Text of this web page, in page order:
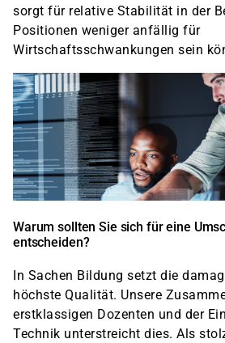
sorgt für relative Stabilität in der
Positionen weniger anfällig für
Wirtschaftsschwankungen sein
Warum sollten Sie sich für eine
entscheiden?
In Sachen Bildung setzt die
höchste Qualität. Unsere
erstklassigen Dozenten und der
Technik unterstreicht dies. Als